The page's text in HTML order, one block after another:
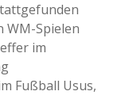
WM-Spielen
im
Fußball Usus,